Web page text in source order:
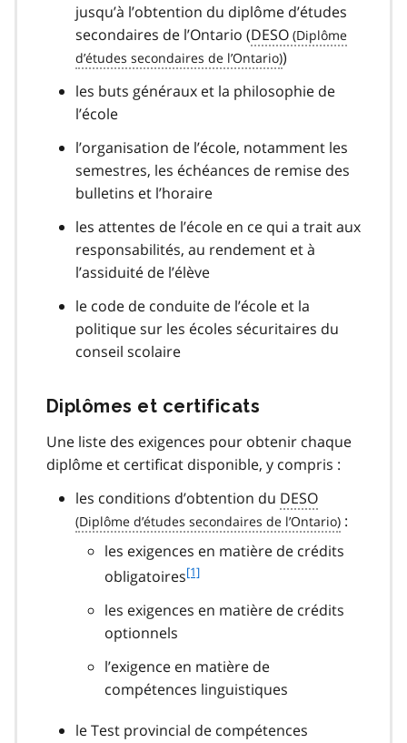
jusqu’à l’obtention du diplôme d’études
secondaires de l’Ontario (DESO
)
les buts généraux et la philosophie de
l’école
l’organisation de l’école, notamment les
semestres, les échéances de remise des
bulletins et l’horaire
les attentes de l’école en ce qui a trait aux
responsabilités, au rendement et à
l’assiduité de l’élève
le code de conduite de l’école et la
politique sur les écoles sécuritaires du
conseil scolaire
Diplômes et certificats
Une liste des exigences pour obtenir chaque
diplôme et certificat disponible, y compris :
les conditions d’obtention du DESO
:
les exigences en matière de crédits
obligatoiresf
o
o
t
1
[1]
les exigences en matière de crédits
optionnels
l’exigence en matière de
compétences linguistiques
le Test provincial de compétences